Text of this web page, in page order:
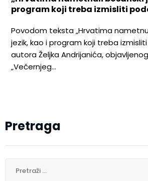
program koji treba izmisliti
Povodom teksta „Hrvatima
jezik, kao i program koji treba
autora Željka Andrijanića,
„Večernjeg…
Pretraga